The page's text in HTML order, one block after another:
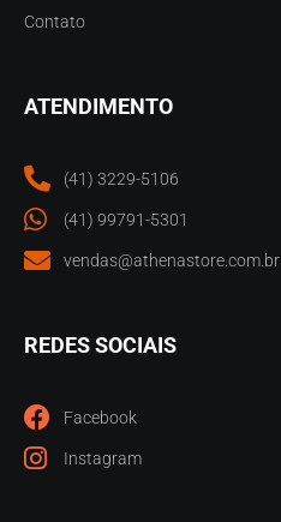
Contato
ATENDIMENTO
(41) 3229-5106
(41) 99791-5301
vendas@athenastore.com.br
REDES SOCIAIS
Facebook
Instagram